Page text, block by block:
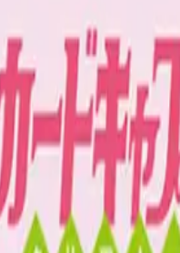
、現在の在庫状況を示す
ざいます。
します。